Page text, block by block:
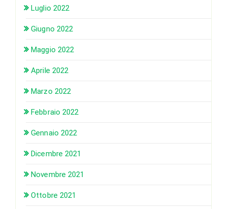
Luglio 2022
Giugno 2022
Maggio 2022
Aprile 2022
Marzo 2022
Febbraio 2022
Gennaio 2022
Dicembre 2021
Novembre 2021
Ottobre 2021